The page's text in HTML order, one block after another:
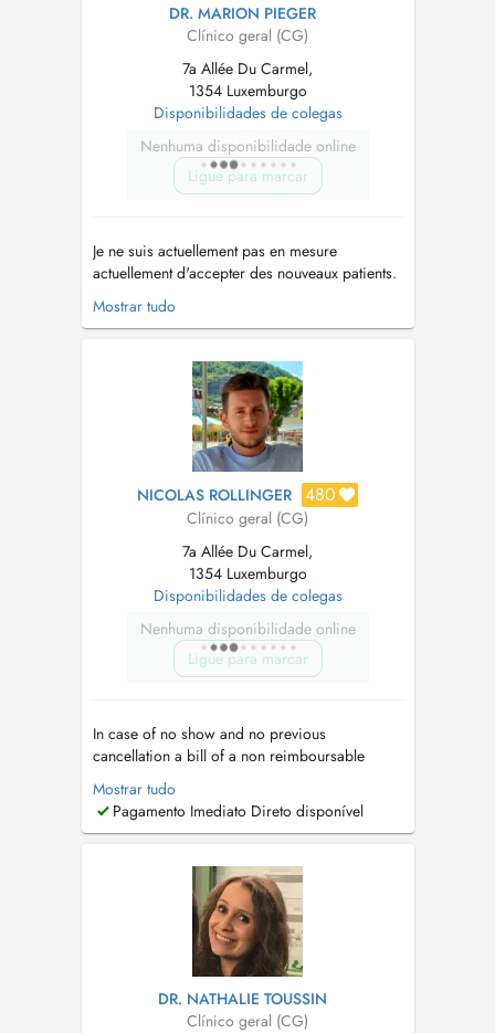
DR. MARION PIEGER
Clínico geral (CG)
7a Allée Du Carmel,
1354 Luxemburgo
Disponibilidades de colegas
Nenhuma disponibilidade online
Ligue para marcar
Je ne suis actuellement pas en mesure
actuellement d'accepter des nouveaux patients.
En cas de rendez-vous non respecté et non
annulé deux heures à l'avance le prix d'une
Vous êtes déjà patient? Votre nom, prénom et
date de naissance sont suffis...
Mostrar tudo
NICOLAS ROLLINGER 480
Clínico geral (CG)
7a Allée Du Carmel,
1354 Luxemburgo
Disponibilidades de colegas
Nenhuma disponibilidade online
Ligue para marcar
In case of no show and no previous
cancellation a bill of a non reimboursable
consultation will be sent. En cas de rendez-vous
non respecté et non annulé deux heures à
l'avance le prix d'une consultation sera facturé (
Mostrar tudo
Pagamento Imediato Direto disponível
DR. NATHALIE TOUSSIN
Clínico geral (CG)